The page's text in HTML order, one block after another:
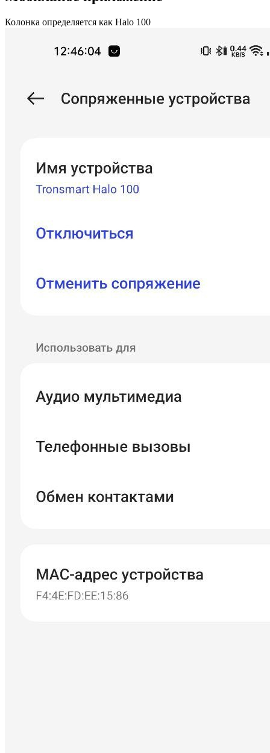
Колонка определяется как Halo 100